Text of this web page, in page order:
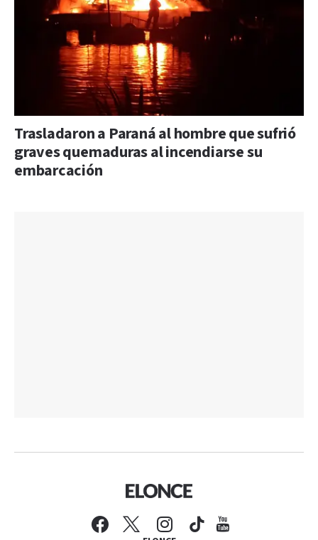
Trasladaron a Paraná al hombre que sufrió
graves quemaduras al incendiarse su
embarcación